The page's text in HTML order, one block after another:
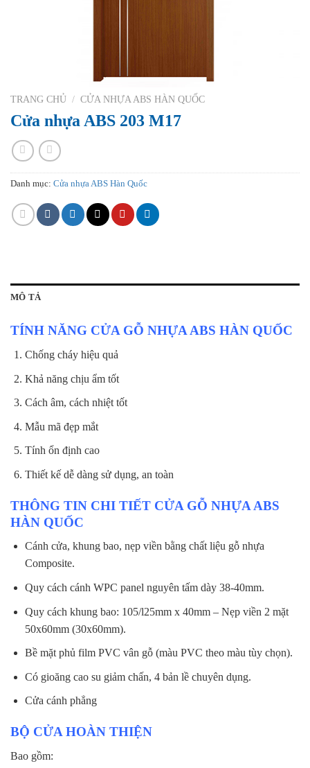
TRANG CHỦ / CỬA NHỰA ABS HÀN QUỐC
Cửa nhựa ABS 203 M17
Danh mục: Cửa nhựa ABS Hàn Quốc
MÔ TẢ
TÍNH NĂNG CỬA GỖ NHỰA ABS HÀN QUỐC
Chống cháy hiệu quả
Khả năng chịu ẩm tốt
Cách âm, cách nhiệt tốt
Mẫu mã đẹp mắt
Tính ổn định cao
Thiết kế dễ dàng sử dụng, an toàn
THÔNG TIN CHI TIẾT CỬA GỖ NHỰA ABS
HÀN QUỐC
Cánh cửa, khung bao, nẹp viền bằng chất liệu gỗ nhựa
Composite.
Quy cách cánh WPC panel nguyên tấm dày 38-40mm.
Quy cách khung bao: 105/l25mm x 40mm – Nẹp viền 2 mặt
50x60mm (30x60mm).
Bề mặt phủ film PVC vân gỗ (màu PVC theo màu tùy chọn).
Có gioăng cao su giảm chấn, 4 bản lề chuyên dụng.
Cửa cánh phẳng
BỘ CỬA HOÀN THIỆN
Bao gồm: